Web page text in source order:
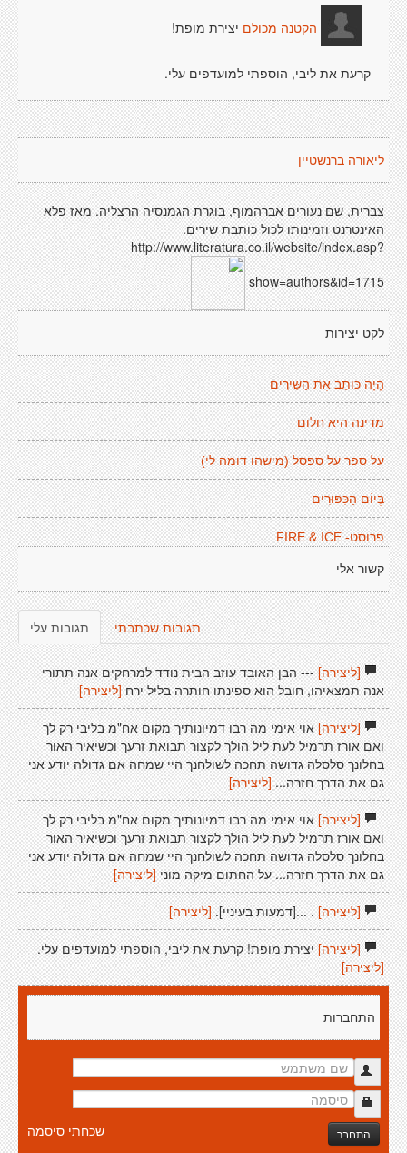
הקטנה מכולם יצירת מופת!
קרעת את ליבי, הוספתי למועדפים עלי.
ליאורה ברנשטיין
צברית, שם נעורים אברהמוף, בוגרת הגמנסיה הרצליה. מאז פלא
האינטרנט וזמינותו לכול כותבת שירים.
http://www.literatura.co.il/website/index.asp?
show=authors&id=1715
לקט יצירות
הָיָה כּוֹתֵב אֶת הַשִּׁירִים
מדינה היא חלום
על ספר על ספסל (מישהו דומה לי)
בְּיוֹם הַכִּפּוּרִים
פרוסט- FIRE & ICE
קשור אלי
תגובות עלי תגובות שכתבתי
[ליצירה]--- הבן האובד עוזב הבית נודד למרחקים אנה תתורי
אנה תמצאיהו, חובל הוא ספינתו חותרה בליל ירח [ליצירה]
[ליצירה]אוי אימי מה רבו דמיונותיך מקום אח"מ בליבי רק לך
ואם אורז תרמיל לעת ליל הולך לקצור תבואת זרעך וכשיאיר האור
בחלונך סלסלה גדושה תחכה לשולחנך היי שמחה אם גדולה יודע אני
גם את הדרך חזרה... [ליצירה]
[ליצירה]אוי אימי מה רבו דמיונותיך מקום אח"מ בליבי רק לך
ואם אורז תרמיל לעת ליל הולך לקצור תבואת זרעך וכשיאיר האור
בחלונך סלסלה גדושה תחכה לשולחנך היי שמחה אם גדולה יודע אני
גם את הדרך חזרה... על החתום מיקה מוני [ליצירה]
[ליצירה]. ...[דמעות בעיניי]. [ליצירה]
[ליצירה]יצירת מופת! קרעת את ליבי, הוספתי למועדפים עלי.
[ליצירה]
התחברות
התחבר שכחתי סיסמה